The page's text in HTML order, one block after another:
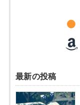
最新の投稿